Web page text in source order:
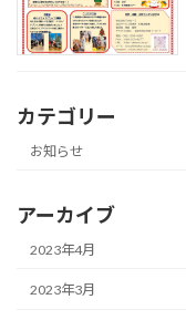
カテゴリー
お知らせ
アーカイブ
2023年4月
2023年3月